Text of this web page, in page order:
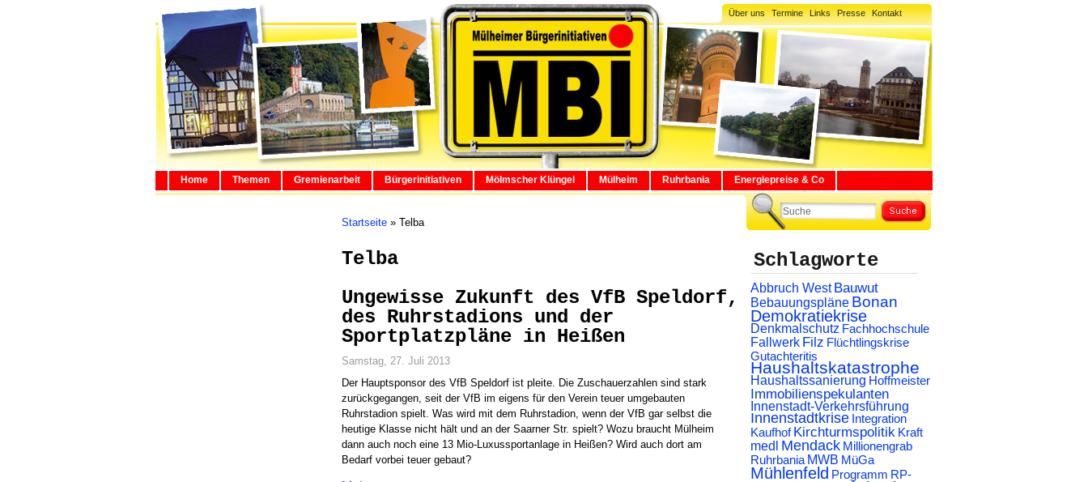
Über uns Termine Links Presse Kontakt
Home Themen Gremienarbeit Bürgerinitiativen Mölmscher Klüngel Mülheim Ruhrbania Energiepreise & Co
Startseite » Telba
Telba
Ungewisse Zukunft des VfB Speldorf,
des Ruhrstadions und der
Sportplatzpläne in Heißen
Samstag, 27. Juli 2013
Der Hauptsponsor des VfB Speldorf ist pleite. Die Zuschauerzahlen sind stark
zurückgegangen, seit der VfB im eigens für den Verein teuer umgebauten
Ruhrstadion spielt. Was wird mit dem Ruhrstadion, wenn der VfB gar selbst die
heutige Klasse nicht hält und an der Saarner Str. spielt? Wozu braucht Mülheim
dann auch noch eine 13 Mio-Luxussportanlage in Heißen? Wird auch dort am
Bedarf vorbei teuer gebaut?
Schlagworte
Abbruch West Bauwut
Bebauungspläne Bonan
Demokratiekrise
Denkmalschutz Fachhochschule
Fallwerk Filz Flüchtlingskrise
Gutachteritis
Haushaltskatastrophe
Haushaltssanierung Hoffmeister
Immobilienspekulanten
Innenstadt-Verkehrsführung
Innenstadtkrise Integration
Kaufhof Kirchturmspolitik Kraft
medl Mendack Millionengrab
Ruhrbania MWB MüGa
Mühlenfeld Programm RP-